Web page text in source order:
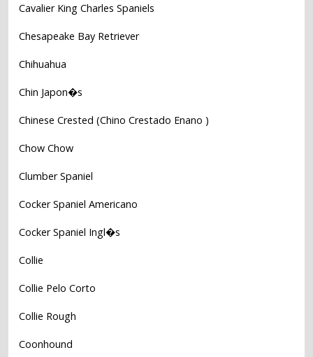
Cavalier King Charles Spaniels
Chesapeake Bay Retriever
Chihuahua
Chin Japon�s
Chinese Crested (Chino Crestado Enano )
Chow Chow
Clumber Spaniel
Cocker Spaniel Americano
Cocker Spaniel Ingl�s
Collie
Collie Pelo Corto
Collie Rough
Coonhound